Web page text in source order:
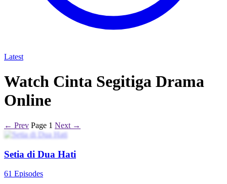
Latest
Watch Cinta Segitiga Drama
Online
← Prev Page 1 Next →